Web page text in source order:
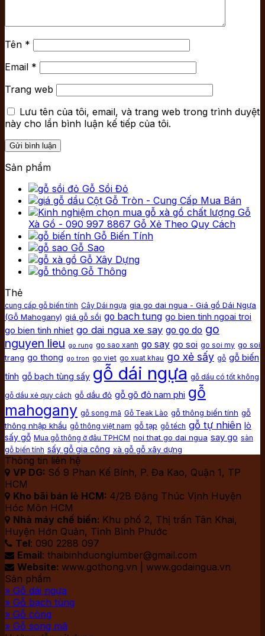
Tên *
Email *
Trang web
Lưu tên của tôi, email, và trang web trong trình duyệt
này cho lần bình luận kế tiếp của tôi.
Sản phẩm
Gỗ Sồi Đỏ
Cột Gỗ Tròn - Cung Cấp Mua Bán
Gỗ
Xà Gồ - 090 997 8867 Gỗ Xẻ Theo Quy Cách
Gỗ Biến Tính
Gỗ Sao
Gỗ Xây Dựng
Gỗ Thông
Thẻ
cung cấp gỗ biến tính Cây Dái ngựa gia go dai ngua - Giá gổ Dái Ngựa
(Gỗ Mahogany) giá gỗ sồi go bach tung go bien tinh ngoai troi
go bien tinh nhiet go dai ngua xe say go go do go
nguyen lieu go rung go sao xanh go say go soi go soi my go soi
trang go thong go tron go viet go xuat khau go xẻ sấy gỗ gỗ biến
tính gỗ bạch tùng sấy gỗ dái ngựa gỗ dầu có tốt không
gỗ dầu xẻ quy cách gỗ dầu đỏ gỗ gõ đỏ nam phi gỗ
mahogany gỗ song mã Gỗ Teak Lào gỗ thông biến tính gỗ
thông nhập khẩu gỗ thông việt nam gỗ tạp gỗ tếch gỗ tự nhiên lò
sấy gỗ Mua gỗ thông ở đâu TPHCM noi that go dai ngua say go sàn
gỗ biến tính sấy gỗ gia công xà gỗ gỗ xây dựng
Thông tin liên hệ
 VP DG: Số 9 Phan Kế Bính, P. Đa Kao, Quận 1, TP
HCM
 Kho bãi bán lẻ HCM: 4/2B Đặng Thúc Vịnh Huyện
Hóc Môn HCM
 Nhà máy chế biến: Khu phố 2, Thị trấn Tân Khai,
Huyện Hớn Quản, Tỉnh Bình Phước
 Tel: 090 2288 097
 Email: thaibinhduonglumber@gmail.com
 Website: www.gothong.vn | www.godaingua.vn
Sản phẩm
» Gỗ dái ngựa
» Gỗ bạch tùng
» Gỗ còng
» Gỗ song mã